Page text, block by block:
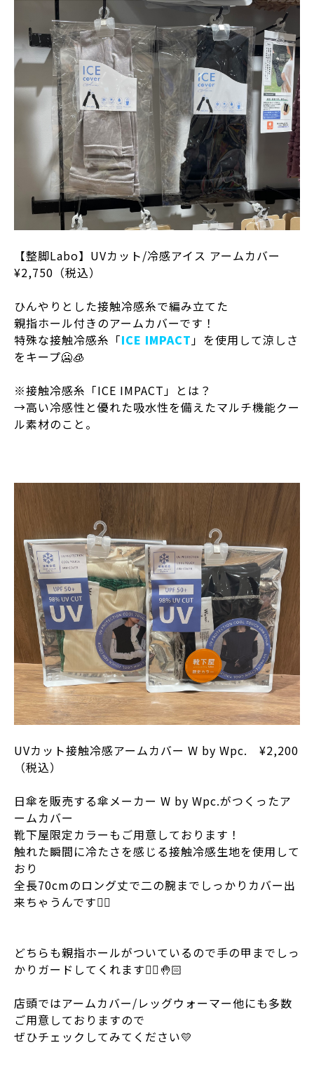
【整脚Labo】UVカット/冷感アイス アームカバー
¥2,750（税込）
ひんやりとした接触冷感糸で編み立てた
親指ホール付きのアームカバーです！
特殊な接触冷感糸「ICE IMPACT」を使用して涼しさ
をキープ🥶🧊
※接触冷感糸「ICE IMPACT」とは？
→高い冷感性と優れた吸水性を備えたマルチ機能クー
ル素材のこと。
UVカット接触冷感アームカバー W by Wpc. ¥2,200
（税込）
日傘を販売する傘メーカー W by Wpc.がつくったア
ームカバー
靴下屋限定カラーもご用意しております！
触れた瞬間に冷たさを感じる接触冷感生地を使用して
おり
全長70cmのロング丈で二の腕までしっかりカバー出
来ちゃうんです👍🏻
どちらも親指ホールがついているので手の甲までしっ
かりガードしてくれます🙂‍↕️🤚🏻
店頭ではアームカバー/レッグウォーマー他にも多数
ご用意しておりますので
ぜひチェックしてみてください💛